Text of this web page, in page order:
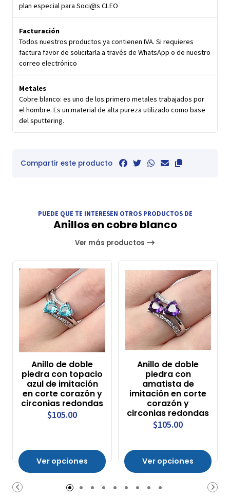
plan especial para Soci@s CLEO
Facturación
Todos nuestros productos ya contienen IVA. Si requieres
factura favor de solicitarla a través de WhatsApp o de nuestro
correo electrónico
Metales
Cobre blanco: es uno de los primero metales trabajados por
el hombre. Es un material de alta pureza utilizado como base
del sputtering.
Compartir este producto
PUEDE QUE TE INTERESEN OTROS PRODUCTOS DE
Anillos en cobre blanco
Ver más productos
Anillo de doble
piedra con topacio
azul de imitación
en corte corazón y
circonias redondas
$105.00
Ver opciones
Anillo de doble
piedra con
amatista de
imitación en corte
corazón y
circonias redondas
$105.00
Ver opciones